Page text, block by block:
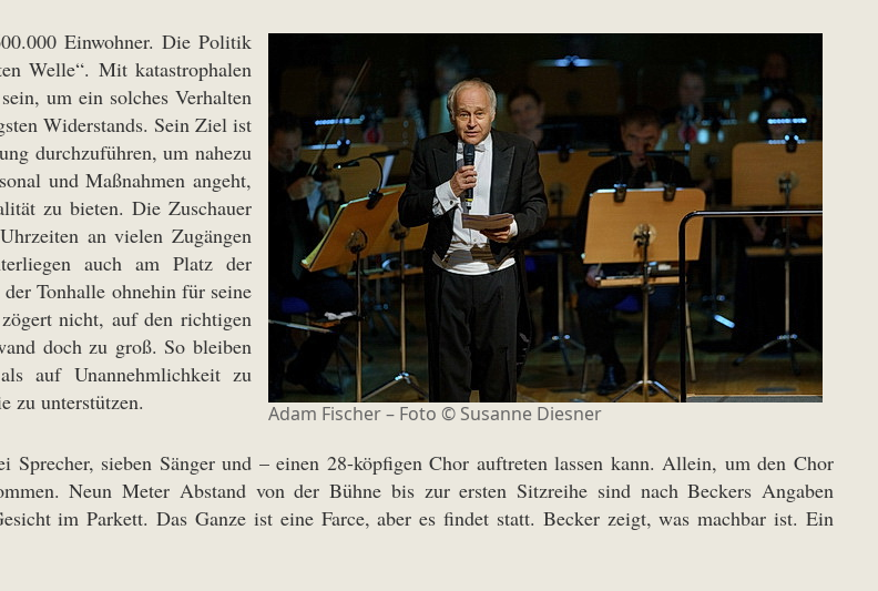
Adam Fischer – Foto © Susanne Diesner
Einwohner. Die Politik
Welle“. Mit katastrophalen
um ein solches Verhalten
Widerstands. Sein Ziel ist
durchzuführen, um nahezu
und Maßnahmen angeht,
zu bieten. Die Zuschauer
an vielen Zugängen
auch am Platz der
Tonhalle ohnehin für seine
nicht, auf den richtigen
doch zu groß. So bleiben
auf Unannehmlichkeit zu
zu unterstützen.
sieben Sänger und – einen 28-köpfigen Chor auftreten lassen kann. Allein, um den Chor
Neun Meter Abstand von der Bühne bis zur ersten Sitzreihe sind nach Beckers Angaben
im Parkett. Das Ganze ist eine Farce, aber es findet statt. Becker zeigt, was machbar ist. Ein